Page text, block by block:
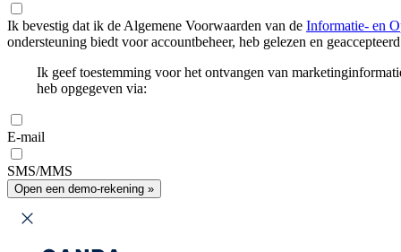
Ik bevestig dat ik de Algemene Voorwaarden van de Informatie- en
ondersteuning biedt voor accountbeheer, heb gelezen en
Ik geef toestemming voor het ontvangen van
heb opgegeven via:
E-mail
SMS/MMS
Open een demo-rekening »